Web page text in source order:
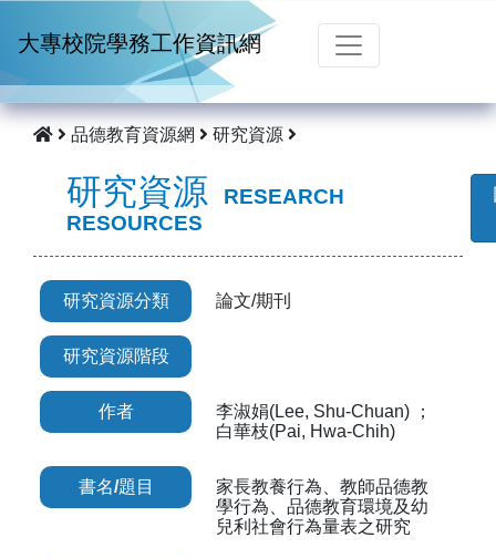
大專校院學務工作資訊網
品德教育資源網 研究資源
研究資源
RESEARCH
RESOURCES
研究資源分類 論文/期刊
研究資源階段
作者
李淑娟(Lee, Shu-Chuan) ；
白華枝(Pai, Hwa-Chih)
書名/題目
家長教養行為、教師品德教
學行為、品德教育環境及幼
兒利社會行為量表之研究